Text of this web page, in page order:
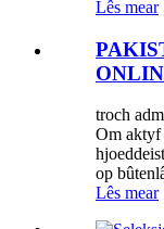
Lês mear
troch
Om aktyf
op
Lês mear